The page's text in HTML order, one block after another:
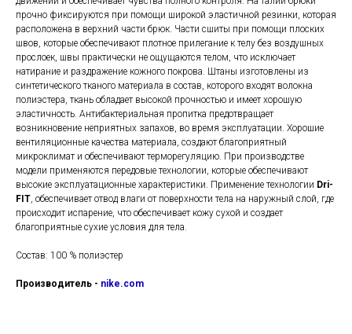
прочно фиксируются при помощи широкой эластичной резинки, которая
расположена в верхний части брюк. Части сшиты при помощи плоских
швов, которые обеспечивают плотное прилегание к телу без воздушных
прослоек, швы практически не ощущаются телом, что исключает
натирание и раздражение кожного покрова. Штаны изготовлены из
синтетического тканого материала в состав, которого входят волокна
полиэстера, ткань обладает высокой прочностью и имеет хорошую
эластичность. Антибактериальная пропитка предотвращает
возникновение неприятных запахов, во время эксплуатации. Хорошие
вентиляционные качества материала, создают благоприятный
микроклимат и обеспечивают терморегуляцию. При производстве
модели применяются передовые технологии, которые обеспечивают
высокие эксплуатационные характеристики. Применение технологии Dri-
FIT, обеспечивает отвод влаги от поверхности тела на наружный слой, где
происходит испарение, что обеспечивает кожу сухой и создает
благоприятные сухие условия для тела.
Состав: 100 % полиэстер
Производитель - nike.com